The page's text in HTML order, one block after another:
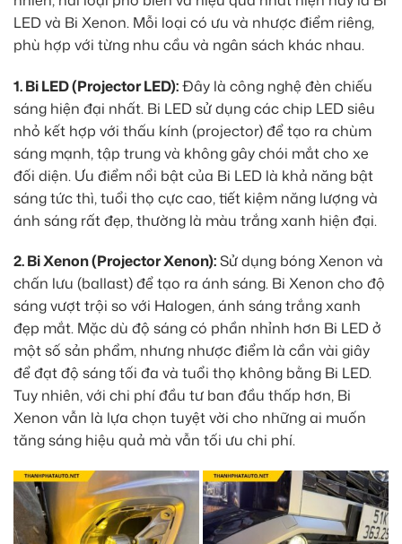
LED và Bi Xenon. Mỗi loại có ưu và nhược điểm riêng,
phù hợp với từng nhu cầu và ngân sách khác nhau.
1. Bi LED (Projector LED):Đây là công nghệ đèn chiếu
sáng hiện đại nhất. Bi LED sử dụng các chip LED siêu
nhỏ kết hợp với thấu kính (projector) để tạo ra chùm
sáng mạnh, tập trung và không gây chói mắt cho xe
đối diện. Ưu điểm nổi bật của Bi LED là khả năng bật
sáng tức thì, tuổi thọ cực cao, tiết kiệm năng lượng và
ánh sáng rất đẹp, thường là màu trắng xanh hiện đại.
2. Bi Xenon (Projector Xenon):Sử dụng bóng Xenon và
chấn lưu (ballast) để tạo ra ánh sáng. Bi Xenon cho độ
sáng vượt trội so với Halogen, ánh sáng trắng xanh
đẹp mắt. Mặc dù độ sáng có phần nhỉnh hơn Bi LED ở
một số sản phẩm, nhưng nhược điểm là cần vài giây
để đạt độ sáng tối đa và tuổi thọ không bằng Bi LED.
Tuy nhiên, với chi phí đầu tư ban đầu thấp hơn, Bi
Xenon vẫn là lựa chọn tuyệt vời cho những ai muốn
tăng sáng hiệu quả mà vẫn tối ưu chi phí.